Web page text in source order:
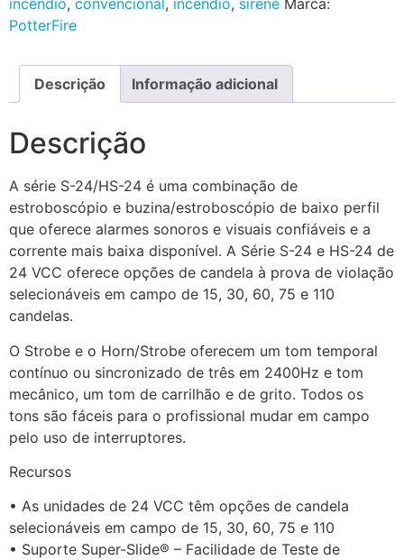
incêndio, convencional, incêndio, sirene Marca:
PotterFire
Descrição Informação adicional
Descrição
A série S-24/HS-24 é uma combinação de
estroboscópio e buzina/estroboscópio de baixo perfil
que oferece alarmes sonoros e visuais confiáveis ​​e a
corrente mais baixa disponível. A Série S-24 e HS-24 de
24 VCC oferece opções de candela à prova de violação
selecionáveis ​​em campo de 15, 30, 60, 75 e 110
candelas.
O Strobe e o Horn/Strobe oferecem um tom temporal
contínuo ou sincronizado de três em 2400Hz e tom
mecânico, um tom de carrilhão e de grito. Todos os
tons são fáceis para o profissional mudar em campo
pelo uso de interruptores.
Recursos
• As unidades de 24 VCC têm opções de candela
selecionáveis em campo de 15, 30, 60, 75 e 110
• Suporte Super-Slide® – Facilidade de Teste de